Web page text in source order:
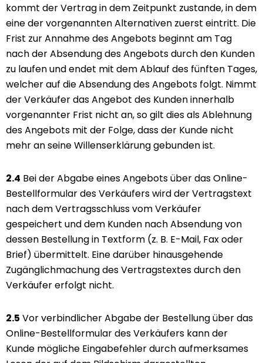
kommt der Vertrag in dem Zeitpunkt zustande, in dem
eine der vorgenannten Alternativen zuerst eintritt. Die
Frist zur Annahme des Angebots beginnt am Tag
nach der Absendung des Angebots durch den Kunden
zu laufen und endet mit dem Ablauf des fünften Tages,
welcher auf die Absendung des Angebots folgt. Nimmt
der Verkäufer das Angebot des Kunden innerhalb
vorgenannter Frist nicht an, so gilt dies als Ablehnung
des Angebots mit der Folge, dass der Kunde nicht
mehr an seine Willenserklärung gebunden ist.
2.4 Bei der Abgabe eines Angebots über das Online-
Bestellformular des Verkäufers wird der Vertragstext
nach dem Vertragsschluss vom Verkäufer
gespeichert und dem Kunden nach Absendung von
dessen Bestellung in Textform (z. B. E-Mail, Fax oder
Brief) übermittelt. Eine darüber hinausgehende
Zugänglichmachung des Vertragstextes durch den
Verkäufer erfolgt nicht.
2.5 Vor verbindlicher Abgabe der Bestellung über das
Online-Bestellformular des Verkäufers kann der
Kunde mögliche Eingabefehler durch aufmerksames